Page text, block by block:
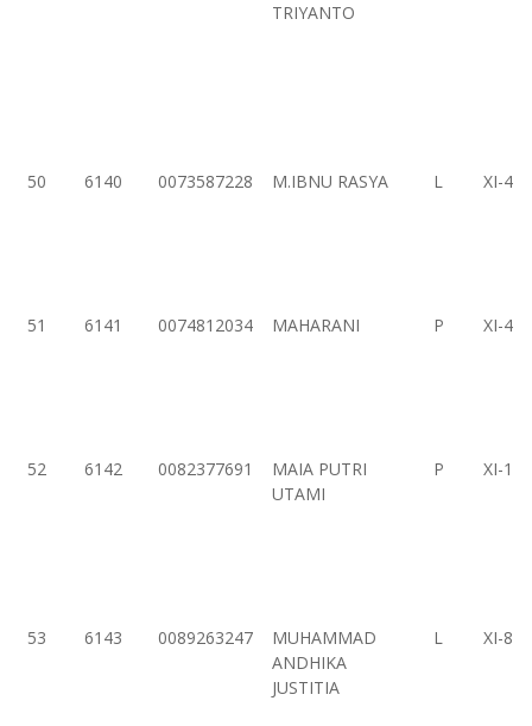
TRIYANTO
50 6140 0073587228 M.IBNU RASYA L XI-4
51 6141 0074812034 MAHARANI P XI-4
52 6142 0082377691
MAIA PUTRI
UTAMI
P XI-1
53 6143 0089263247
MUHAMMAD
ANDHIKA
JUSTITIA
L XI-8